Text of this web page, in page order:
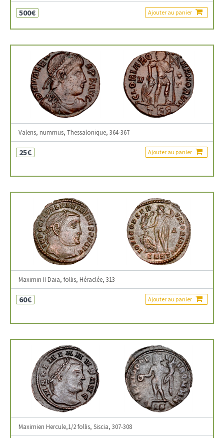
500€ Ajouter au panier
Valens, nummus, Thessalonique, 364-367
25€ Ajouter au panier
Maximin II Daia, follis, Héraclée, 313
60€ Ajouter au panier
Maximien Hercule,1/2 follis, Siscia, 307-308